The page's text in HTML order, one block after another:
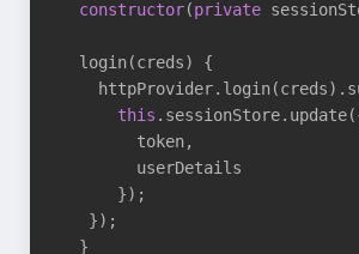
constructor(private
  login(creds) {
this
        token,
        userDetails
      });
   });
  }